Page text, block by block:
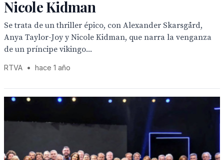
Nicole Kidman
Se trata de un thriller épico, con Alexander Skarsgård,
Anya Taylor-Joy y Nicole Kidman, que narra la venganza
de un príncipe vikingo...
RTVA • hace 1 año